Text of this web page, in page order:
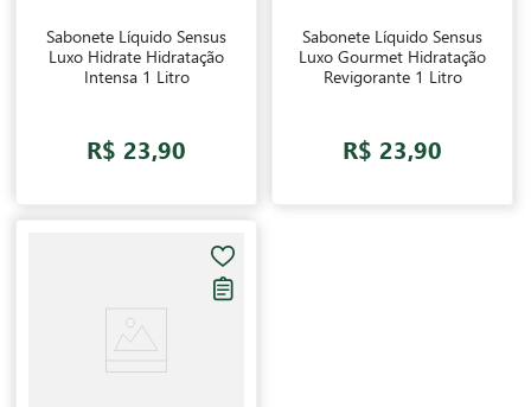
Sabonete Líquido Sensus
Luxo Hidrate Hidratação
Intensa 1 Litro
R$ 23,90
Sabonete Líquido Sensus
Luxo Gourmet Hidratação
Revigorante 1 Litro
R$ 23,90